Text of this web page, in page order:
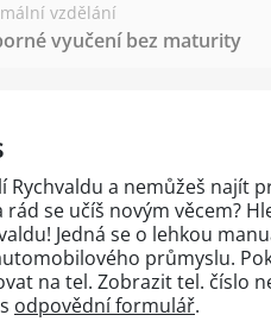
vzdělání
vyučení bez maturity
Rychvaldu a nemůžeš najít
rád se učíš novým věcem?
Jedná se o lehkou
průmyslu.
na tel. Zobrazit tel. číslo
odpovědní formulář.